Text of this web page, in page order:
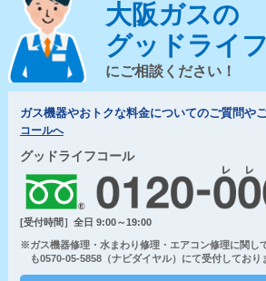
大阪ガスの
グッドライ
にご相談ください！
ガス機器やおトクな料金についてのご質問や
コールへ
グッドライフコール
[受付時間］全日 9:00～19:00
※ガス機器修理・水まわり修理・エアコン修理に関し
も0570-05-5858（ナビダイヤル）にて受付しており